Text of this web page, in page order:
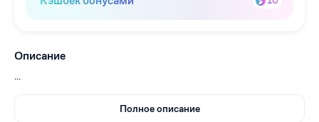
Описание
...
Полное описание